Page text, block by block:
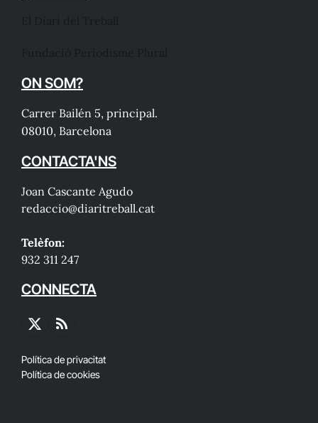
ON SOM?
Carrer Bailén 5, principal.
08010, Barcelona
CONTACTA'NS
Joan Cascante Agudo
redaccio@diaritreball.cat
Telèfon:
932 311 247
CONNECTA
X
RSS
Política de privacitat
Política de cookies